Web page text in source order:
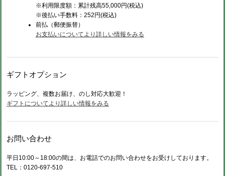
※利用限度額：累計残高55,000円(税込)
※後払い手数料：252円(税込)
前払（郵便振替）
お支払いについてより詳しい情報をみる
ギフトオプション
ラッピング、複数お届け、のし対応大歓迎！
ギフトについてより詳しい情報をみる
お問い合わせ
平日10:00～18:00の間は、お電話でのお問い合わせをお受けしております。
TEL：0120-697-510